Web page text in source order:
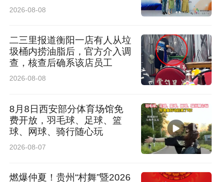
2026-08-08
二三里报道衡阳一店有人从垃
圾桶内捞油脂后，官方介入调
查，核查后确系该店员工
2026-08-08
8月8日西安部分体育场馆免
费开放，羽毛球、足球、篮
球、网球、骑行随心玩
2026-08-07
燃爆仲夏！贵州“村舞”暨2026